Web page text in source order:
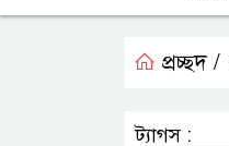
প্রচ্ছদ /
ট্যাগস :